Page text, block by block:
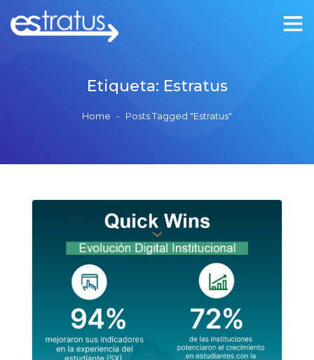
Etiqueta: Estratus
Home - Posts Tagged "Estratus"